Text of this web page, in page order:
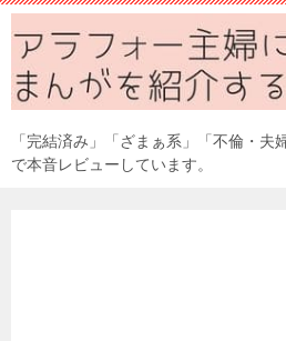
「完結済み」「ざまぁ系」「不倫・夫
で本音レビューしています。